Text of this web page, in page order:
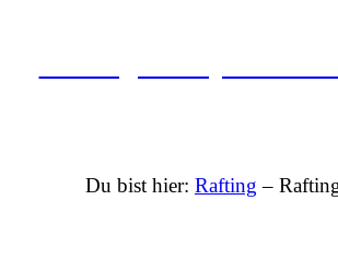
Du bist hier: Rafting –